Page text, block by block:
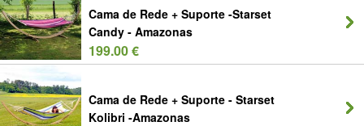
Cama de Rede + Suporte -Starset
Candy - Amazonas
199.00 €
Cama de Rede + Suporte - Starset
Kolibri -Amazonas